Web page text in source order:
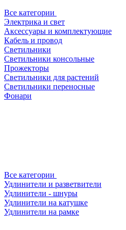
Все категории
Электрика и свет
Аксессуары и комплектующие
Кабель и провод
Светильники
Светильники консольные
Прожекторы
Светильники для растений
Светильники переносные
Фонари
Все категории
Удлинители и разветвители
Удлинители - шнуры
Удлинители на катушке
Удлинители на рамке